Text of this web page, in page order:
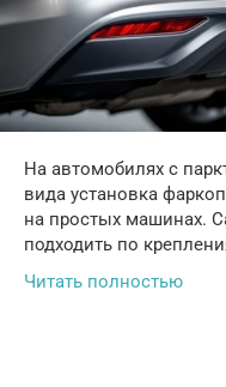
На автомобилях с
вида установка
на простых машинах.
подходить по
Читать полностью